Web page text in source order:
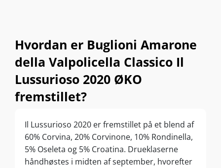
Hvordan er Buglioni Amarone
della Valpolicella Classico Il
Lussurioso 2020 ØKO
fremstillet?
Il Lussurioso 2020 er fremstillet på et blend af
60% Corvina, 20% Corvinone, 10% Rondinella,
5% Oseleta og 5% Croatina. Drueklaserne
håndhøstes i midten af september, hvorefter